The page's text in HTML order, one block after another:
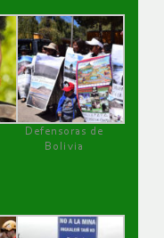
Defensoras de
Bolivia